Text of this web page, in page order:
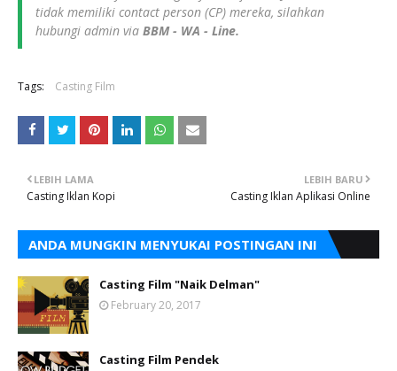
tidak memiliki contact person (CP) mereka, silahkan
hubungi admin via BBM - WA - Line.
Tags: Casting Film
LEBIH BARU
Casting Iklan Aplikasi Online
LEBIH LAMA
Casting Iklan Kopi
ANDA MUNGKIN MENYUKAI POSTINGAN INI
Casting Film "Naik Delman"
February 20, 2017
Casting Film Pendek